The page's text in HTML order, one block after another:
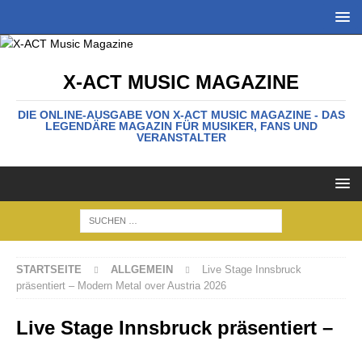
X-ACT MUSIC MAGAZINE
DIE ONLINE-AUSGABE VON X-ACT MUSIC MAGAZINE - DAS
LEGENDÄRE MAGAZIN FÜR MUSIKER, FANS UND
VERANSTALTER
STARTSEITE ALLGEMEIN
Live Stage Innsbruck
präsentiert – Modern Metal over Austria 2026
Live Stage Innsbruck präsentiert –